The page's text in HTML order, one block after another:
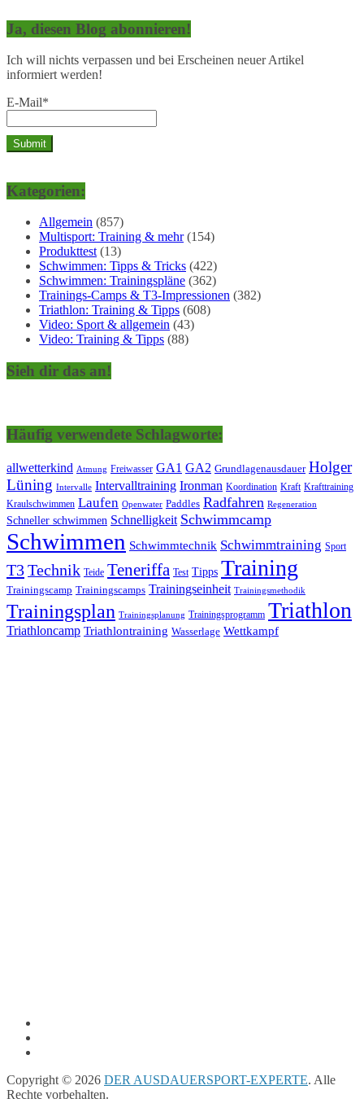
Ja, diesen Blog abonnieren!
Ich will nichts verpassen und bei Erscheinen neuer Artikel
informiert werden!
E-Mail*
Kategorien:
Allgemein (857)
Multisport: Training & mehr(154)
Produkttest(13)
Schwimmen: Tipps & Tricks (422)
Schwimmen: Trainingspläne (362)
Trainings-Camps & T3-Impressionen (382)
Triathlon: Training & Tipps (608)
Video: Sport & allgemein (43)
Video: Training & Tipps (88)
Sieh dir das an!
Häufig verwendete Schlagworte:
allwetterkind Atmung Freiwasser GA1 GA2 Grundlagenausdauer Holger
Lüning Intervalle Intervalltraining Ironman Koordination Kraft Krafttraining
Kraulschwimmen Laufen Openwater Paddles Radfahren Regeneration
Schneller schwimmen Schnelligkeit Schwimmcamp
Schwimmen Schwimmtechnik Schwimmtraining Sport
T3Technik Teide Teneriffa Test Tipps Training
Trainingscamp Trainingscamps Trainingseinheit Trainingsmethodik
Trainingsplan Trainingsplanung Trainingsprogramm Triathlon
Triathloncamp Triathlontraining Wasserlage Wettkampf
Copyright © 2026 DER AUSDAUERSPORT-EXPERTE. Alle
Rechte vorbehalten.